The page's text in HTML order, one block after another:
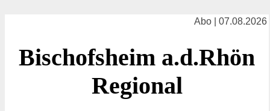
Abo | 07.08.2026
Bischofsheim a.d.Rhön
Regional